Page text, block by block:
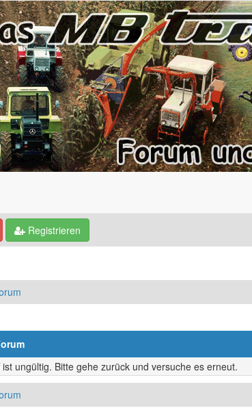
Registrieren
ungültig. Bitte gehe zurück und versuche es erneut.